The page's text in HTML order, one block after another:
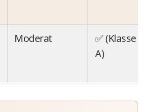
Moderat
✅ (Klasse
A)